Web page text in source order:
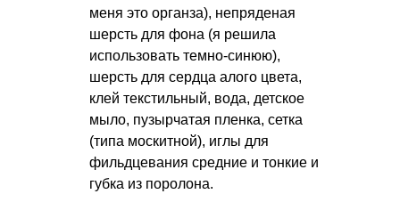
меня это органза), непряденая
шерсть для фона (я решила
использовать темно-синюю),
шерсть для сердца алого цвета,
клей текстильный, вода, детское
мыло, пузырчатая пленка, сетка
(типа москитной), иглы для
фильдцевания средние и тонкие и
губка из поролона.